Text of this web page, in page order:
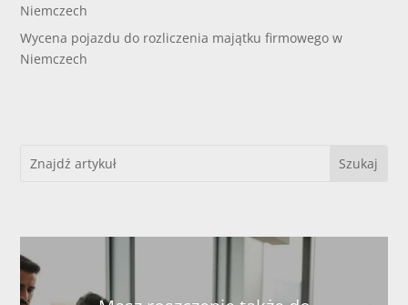
Niemczech
Wycena pojazdu do rozliczenia majątku firmowego w
Niemczech